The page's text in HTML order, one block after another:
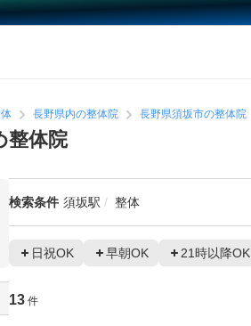
長野県内の整体院 長野県須坂市の整体院
整体院
検索条件 須坂駅 整体
日祝OK 早朝OK 21時以降OK
13 件